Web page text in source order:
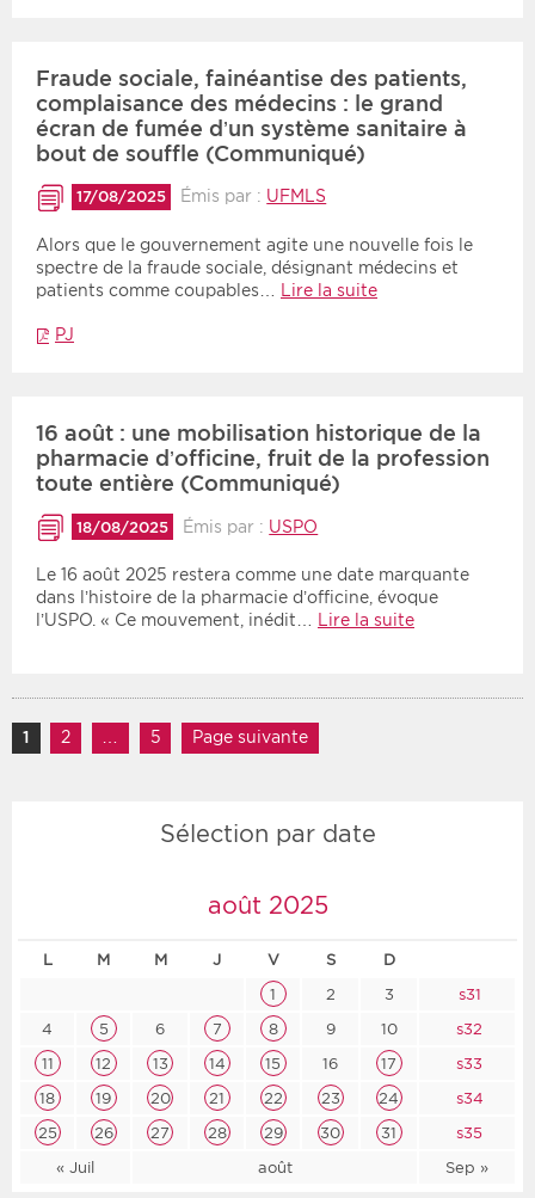
Fraude sociale, fainéantise des patients,
complaisance des médecins : le grand
écran de fumée d’un système sanitaire à
bout de souffle (Communiqué)
17/08/2025 Émis par : UFMLS
Alors que le gouvernement agite une nouvelle fois le
spectre de la fraude sociale, désignant médecins et
patients comme coupables…
Lire la suite
PJ
16 août : une mobilisation historique de la
pharmacie d’officine, fruit de la profession
toute entière (Communiqué)
18/08/2025 Émis par : USPO
Le 16 août 2025 restera comme une date marquante
dans l’histoire de la pharmacie d’officine, évoque
l’USPO. « Ce mouvement, inédit…
Lire la suite
Navigation des articles
Page
1 Page
2 … Page
5 Page suivante
Sélection par date
août 2025
L M M J V S D
« Juil août Sep »
1 2 3
s31
4
5 6 7 8 9 10
s32
11
12 13 14 15 16 17
s33
18
19 20 21 22 23 24
s34
25
26 27 28 29 30 31 s35